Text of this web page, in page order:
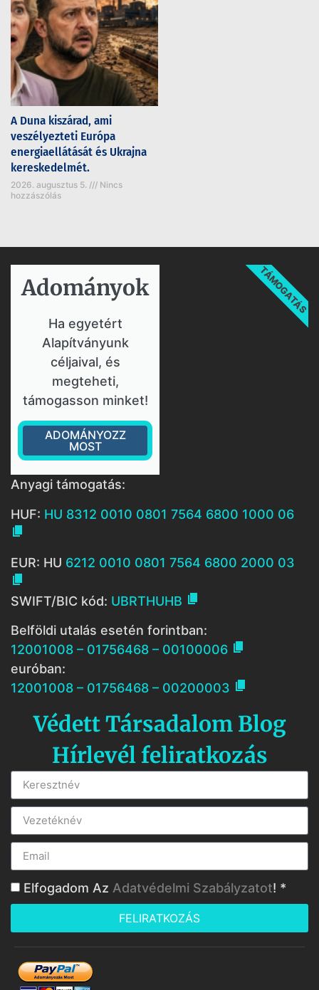
A Duna kiszárad, ami
veszélyezteti Európa
energiaellátását és Ukrajna
kereskedelmét.
2026. augusztus 5.
Nincs
hozzászólás
Adományok​
Ha egyetért
Alapítványunk
céljaival, és
megteheti,
támogasson minket!
ADOMÁNYOZZ
MOST
TÁMOGATÁS
Anyagi támogatás:
HUF: HU 8312 0010 0801 7564 6800 1000 06

EUR: HU 6212 0010 0801 7564 6800 2000 03

SWIFT/BIC kód: UBRTHUHB 
Belföldi utalás esetén forintban:
12001008 – 01756468 – 00100006 
euróban:
12001008 – 01756468 – 00200003 
Védett Társadalom Blog
Hírlevél feliratkozás
Elfogadom Az Adatvédelmi Szabályzatot! *
FELIRATKOZÁS